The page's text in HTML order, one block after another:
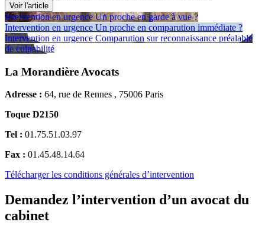
Voir l'article
Intervention en urgence Un proche en garde à vue ?
Intervention en urgence Un proche en comparution immédiate ?
Intervention en urgence Comparution sur reconnaissance préalable
de culpabilité
La Morandière Avocats
Adresse : 64, rue de Rennes , 75006 Paris
Toque D2150
Tel : 01.75.51.03.97
Fax : 01.45.48.14.64
Télécharger les conditions générales d’intervention
Demandez l’intervention d’un avocat du
cabinet